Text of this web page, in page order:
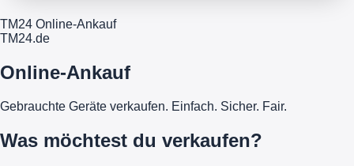
TM24 Online-Ankauf
TM24.de
Online-Ankauf
Gebrauchte Geräte verkaufen. Einfach. Sicher. Fair.
Was möchtest du verkaufen?